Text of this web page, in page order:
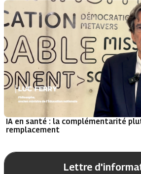
IA en santé : la complémentarité
remplacement
Lettre